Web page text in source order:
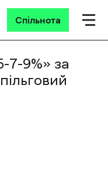
Спільнота
7-9%» за